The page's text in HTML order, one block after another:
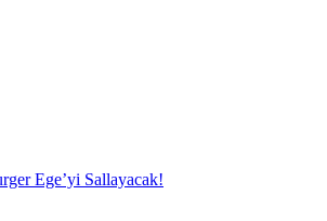
Ege’yi Sallayacak!